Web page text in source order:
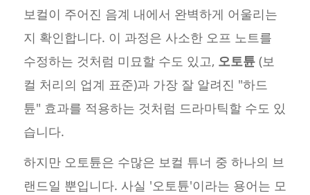
보컬이 주어진 음계 내에서 완벽하게 어울리는
지 확인합니다. 이 과정은 사소한 오프 노트를
수정하는 것처럼 미묘할 수도 있고, 오토튠(보
컬 처리의 업계 표준)과 가장 잘 알려진 "하드
튠" 효과를 적용하는 것처럼 드라마틱할 수도 있
습니다.
하지만 오토튠은 수많은 보컬 튜너 중 하나의 브
랜드일 뿐입니다. 사실 '오토튠'이라는 용어는 모